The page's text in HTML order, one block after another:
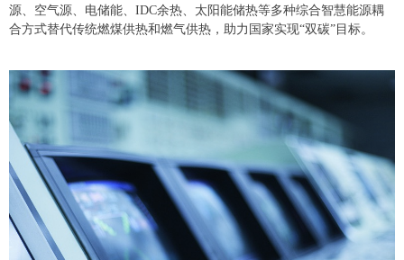
源、空气源、电储能、IDC余热、太阳能储热等多种综合智慧能源耦
合方式替代传统燃煤供热和燃气供热，助力国家实现“双碳”目标。